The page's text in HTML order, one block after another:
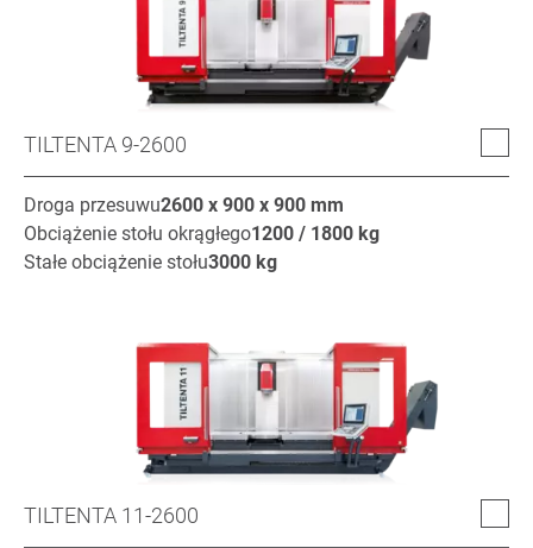
TILTENTA 9-2600
Droga przesuwu2600 x 900 x 900 mm
Obciążenie stołu okrągłego1200 / 1800 kg
Stałe obciążenie stołu3000 kg
TILTENTA 11-2600